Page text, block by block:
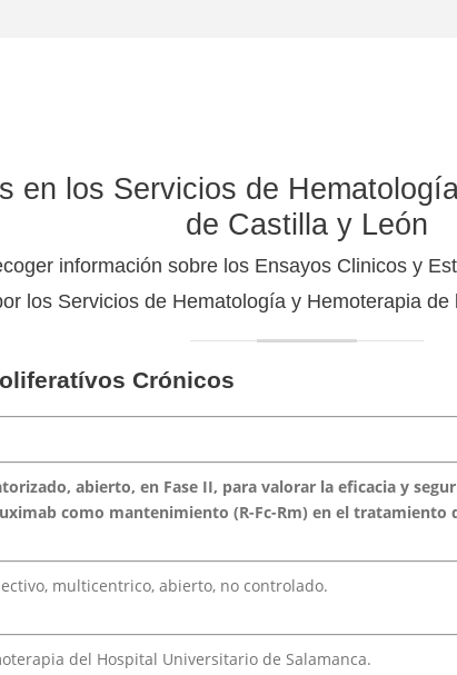
en los Servicios de
de Castilla y León
información sobre los Ensayos Clinicos y
los Servicios de Hematología y Hemoterapia
Crónicos
abierto, en Fase II, para valorar la eficacia y
como mantenimiento (R-Fc-Rm) en el tratamiento
multicentrico, abierto, no controlado.
del Hospital Universitario de Salamanca.